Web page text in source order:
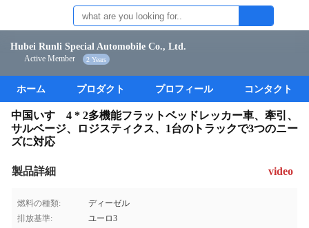
Hubei Runli Special Automobile Co., Ltd.
Active Member 2 Years
ホーム プロダクト プロフィール コンタクト
中国いすゞ4 * 2多機能フラットベッドレッカー車、牽引、
サルベージ、ロジスティクス、1台のトラックで3つのニー
ズに対応
製品詳細 video
燃料の種類:
ディーゼル
排放基準:
ユーロ3